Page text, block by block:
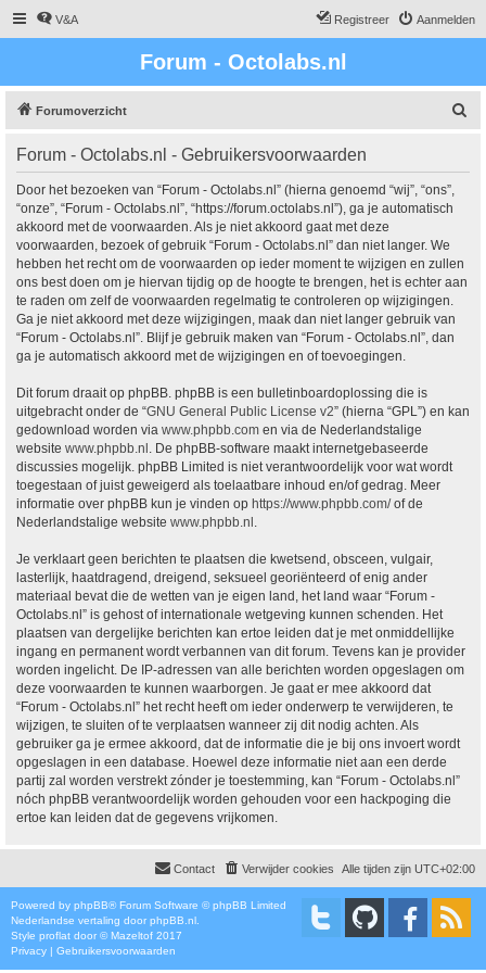
V&A Aanmelden
Registreer
Forum - Octolabs.nl
Forumoverzicht
Forum - Octolabs.nl - Gebruikersvoorwaarden
Door het bezoeken van “Forum - Octolabs.nl” (hierna genoemd “wij”, “ons”,
“onze”, “Forum - Octolabs.nl”, “https://forum.octolabs.nl”), ga je automatisch
akkoord met de voorwaarden. Als je niet akkoord gaat met deze
voorwaarden, bezoek of gebruik “Forum - Octolabs.nl” dan niet langer. We
hebben het recht om de voorwaarden op ieder moment te wijzigen en zullen
ons best doen om je hiervan tijdig op de hoogte te brengen, het is echter aan
te raden om zelf de voorwaarden regelmatig te controleren op wijzigingen.
Ga je niet akkoord met deze wijzigingen, maak dan niet langer gebruik van
“Forum - Octolabs.nl”. Blijf je gebruik maken van “Forum - Octolabs.nl”, dan
ga je automatisch akkoord met de wijzigingen en of toevoegingen.
Dit forum draait op phpBB. phpBB is een bulletinboardoplossing die is
uitgebracht onder de “GNU General Public License v2” (hierna “GPL”) en kan
gedownload worden via www.phpbb.com en via de Nederlandstalige
website www.phpbb.nl . De phpBB-software maakt internetgebaseerde
discussies mogelijk. phpBB Limited is niet verantwoordelijk voor wat wordt
toegestaan of juist geweigerd als toelaatbare inhoud en/of gedrag. Meer
informatie over phpBB kun je vinden op https://www.phpbb.com/of de
Nederlandstalige website www.phpbb.nl .
Je verklaart geen berichten te plaatsen die kwetsend, obsceen, vulgair,
lasterlijk, haatdragend, dreigend, seksueel georiënteerd of enig ander
materiaal bevat die de wetten van je eigen land, het land waar “Forum -
Octolabs.nl” is gehost of internationale wetgeving kunnen schenden. Het
plaatsen van dergelijke berichten kan ertoe leiden dat je met onmiddellijke
ingang en permanent wordt verbannen van dit forum. Tevens kan je provider
worden ingelicht. De IP-adressen van alle berichten worden opgeslagen om
deze voorwaarden te kunnen waarborgen. Je gaat er mee akkoord dat
“Forum - Octolabs.nl” het recht heeft om ieder onderwerp te verwijderen, te
wijzigen, te sluiten of te verplaatsen wanneer zij dit nodig achten. Als
gebruiker ga je ermee akkoord, dat de informatie die je bij ons invoert wordt
opgeslagen in een database. Hoewel deze informatie niet aan een derde
partij zal worden verstrekt zónder je toestemming, kan “Forum - Octolabs.nl”
nóch phpBB verantwoordelijk worden gehouden voor een hackpoging die
ertoe kan leiden dat de gegevens vrijkomen.
Alle tijden zijn UTC+02:00
Verwijder cookies
Contact
Powered by phpBB® Forum Software © phpBB Limited
Nederlandse vertaling door phpBB.nl
Style proflat door ©Mazeltof 2017
Privacy | Gebruikersvoorwaarden